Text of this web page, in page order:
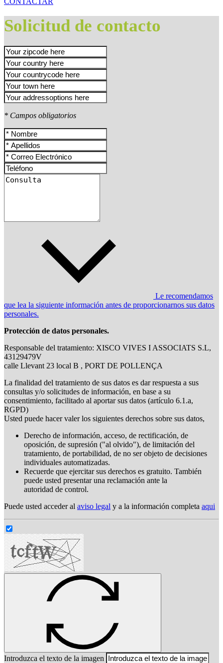
Solicitud de contacto
* Campos obligatorios
Le recomendamos
que lea la siguiente información antes de proporcionarnos sus datos
personales.
Protección de datos personales.
Responsable del tratamiento: XISCO VIVES I ASSOCIATS S.L,
43129479V
calle Llevant 23 local B , PORT DE POLLENÇA
La finalidad del tratamiento de sus datos es dar respuesta a sus
consultas y/o solicitudes de información, en base a su
consentimiento, facilitado al aportar sus datos (artículo 6.1.a,
RGPD)
Usted puede hacer valer los siguientes derechos sobre sus datos,
Derecho de información, acceso, de rectificación, de
oposición, de supresión ("al olvido"), de limitación del
tratamiento, de portabilidad, de no ser objeto de decisiones
individuales automatizadas.
Recuerde que ejercitar sus derechos es gratuito. También
puede usted presentar una reclamación ante la
autoridad de control.
Puede usted acceder al aviso legal y a la información completa aqui
Introduzca el texto de la imagen